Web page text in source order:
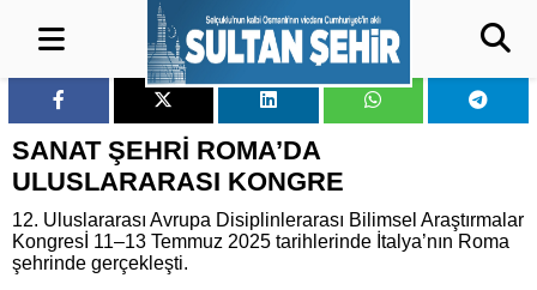
SANAT ŞEHRİ ROMA’DA
ULUSLARARASI KONGRE
12. Uluslararası Avrupa Disiplinlerarası Bilimsel Araştırmalar
Kongresİ 11–13 Temmuz 2025 tarihlerinde İtalya’nın Roma
şehrinde gerçekleşti.